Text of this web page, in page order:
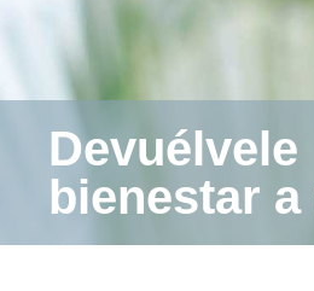
Devuélvele
bienestar